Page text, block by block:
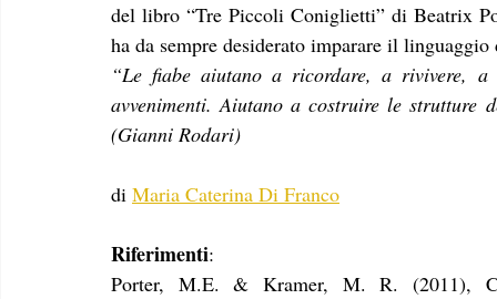
del libro “Tre Piccoli Coniglietti” di Beatrix
ha da sempre desiderato imparare il
“Le fiabe aiutano a ricordare, a rivivere, a
avvenimenti. Aiutano a costruire le strutture
(Gianni Rodari)
di Maria Caterina Di Franco
Riferimenti:
Porter, M.E. & Kramer, M. R. (2011),